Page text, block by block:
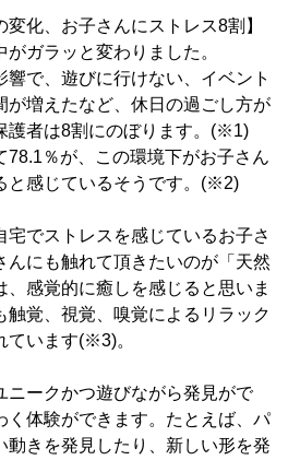
変化、お子さんにストレス8割】
ガラッと変わりました。
響で、遊びに行けない、イベント
が増えたなど、休日の過ごし方が
護者は8割にのぼります。(※1)
78.1％が、この環境下がお子さん
と感じているそうです。(※2)
宅でストレスを感じているお子さ
んにも触れて頂きたいのが「天然
、感覚的に癒しを感じると思いま
触覚、視覚、嗅覚によるリラック
ています(※3)。
ニークかつ遊びながら発見がで
く体験ができます。たとえば、パ
動きを発見したり、新しい形を発